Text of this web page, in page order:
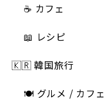
☕️ カフェ
📖 レシピ
🇰🇷 韓国旅行
🍽 グルメ / カフェ